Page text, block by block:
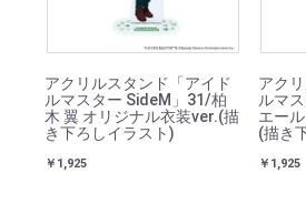
アクリルスタンド「アイド
ルマスター SideM」31/柏
木 翼 オリジナル衣装ver.(描
き下ろしイラスト)
￥1,925
アク
ルマ
エー
(描き
￥1,925